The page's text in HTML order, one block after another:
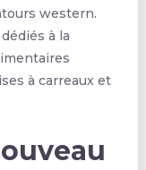
western.
à la
à carreaux et